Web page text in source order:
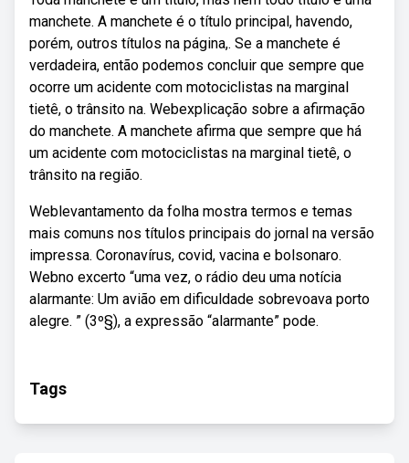
manchete. A manchete é o título principal, havendo,
porém, outros títulos na página,. Se a manchete é
verdadeira, então podemos concluir que sempre que
ocorre um acidente com motociclistas na marginal
tietê, o trânsito na. Webexplicação sobre a afirmação
do manchete. A manchete afirma que sempre que há
um acidente com motociclistas na marginal tietê, o
trânsito na região.
Weblevantamento da folha mostra termos e temas
mais comuns nos títulos principais do jornal na versão
impressa. Coronavírus, covid, vacina e bolsonaro.
Webno excerto “uma vez, o rádio deu uma notícia
alarmante: Um avião em dificuldade sobrevoava porto
alegre. ” (3º§), a expressão “alarmante” pode.
Tags